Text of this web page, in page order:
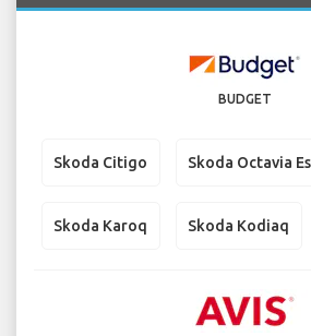
BUDGET
Skoda Citigo Skoda Octavia
Skoda Karoq Skoda Kodiaq